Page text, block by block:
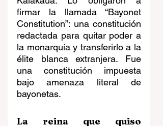
firmar la llamada “Bayonet
Constitution”: una constitución
redactada para quitar poder a
la monarquía y transferirlo a la
élite blanca extranjera. Fue
una constitución impuesta
bajo amenaza literal de
bayonetas.
La reina que quiso